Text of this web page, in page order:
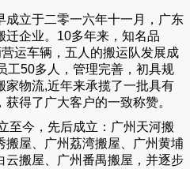
成立于二零一六年十一月，广东
迁企业。10多年来，知名品
运车辆，五人的搬运队发展成
工50多人，管理完善，初具规
家物流,近年来承揽了一批具有
得了广大客户的一致称赞。
至今，先后成立：广州天河搬
屋、广州荔湾搬屋、广州黄埔
云搬屋、广州番禺搬屋，并逐步